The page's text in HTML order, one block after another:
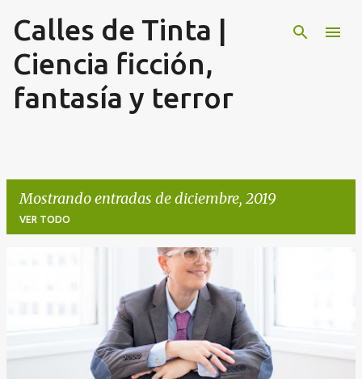
Ir al contenido principal
Calles de Tinta |
Ciencia ficción,
fantasía y terror
Mostrando entradas de diciembre, 2019
VER TODO
a